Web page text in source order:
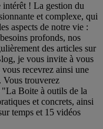
! La gestion du
et complexe, qui
aspects de notre vie :
profonds, nos
des articles sur
je vous invite à vous
recevrez ainsi une
Vous trouverez
"La Boite à outils de la
et concrets, ainsi
temps et 15 vidéos